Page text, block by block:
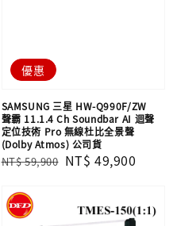
優惠
SAMSUNG 三星 HW-Q990F/ZW
聲霸 11.1.4 Ch Soundbar AI 迴聲
定位技術 Pro 無線杜比全景聲
(Dolby Atmos) 公司貨
Regular
NT$ 59,900 Sale
NT$ 49,900